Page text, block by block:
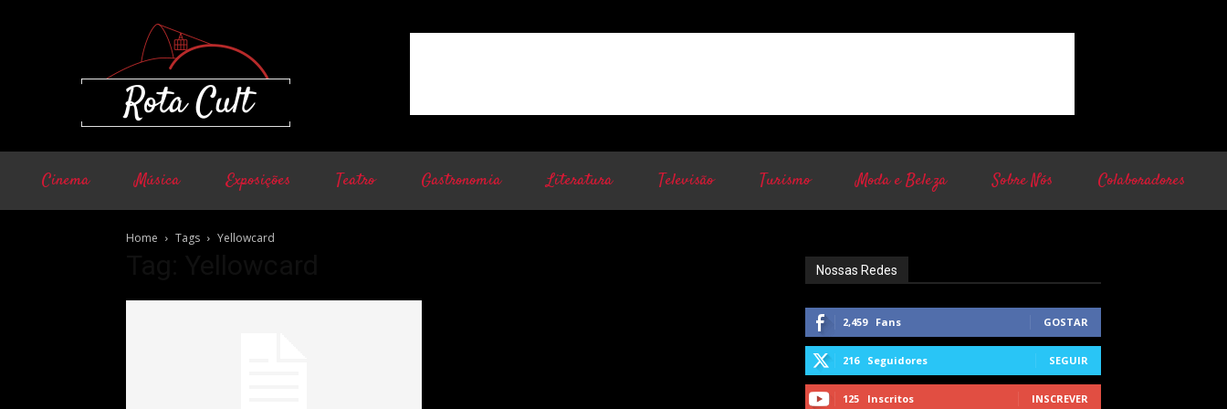
Cinema Música Exposições Teatro Gastronomia Literatura Televisão Turismo Moda e Beleza Sobre Nós Colaboradores
Home Tags Yellowcard
Nossas Redes
2,459 Fans GOSTAR
216 Seguidores SEGUIR
125 Inscritos INSCREVER